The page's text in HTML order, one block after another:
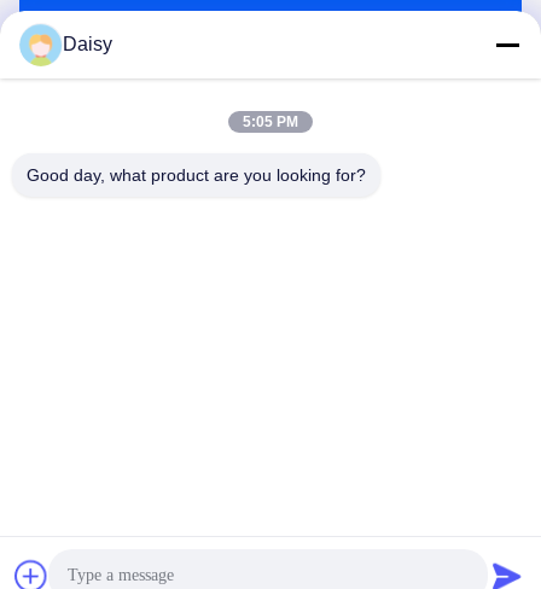
cấp. 2024-2026 Nanjing Henglande Machinery Technology
Co., Ltd. Tất cả các quyền được bảo lưu.
Daisy
5:05 PM
Good day, what product are you looking for?